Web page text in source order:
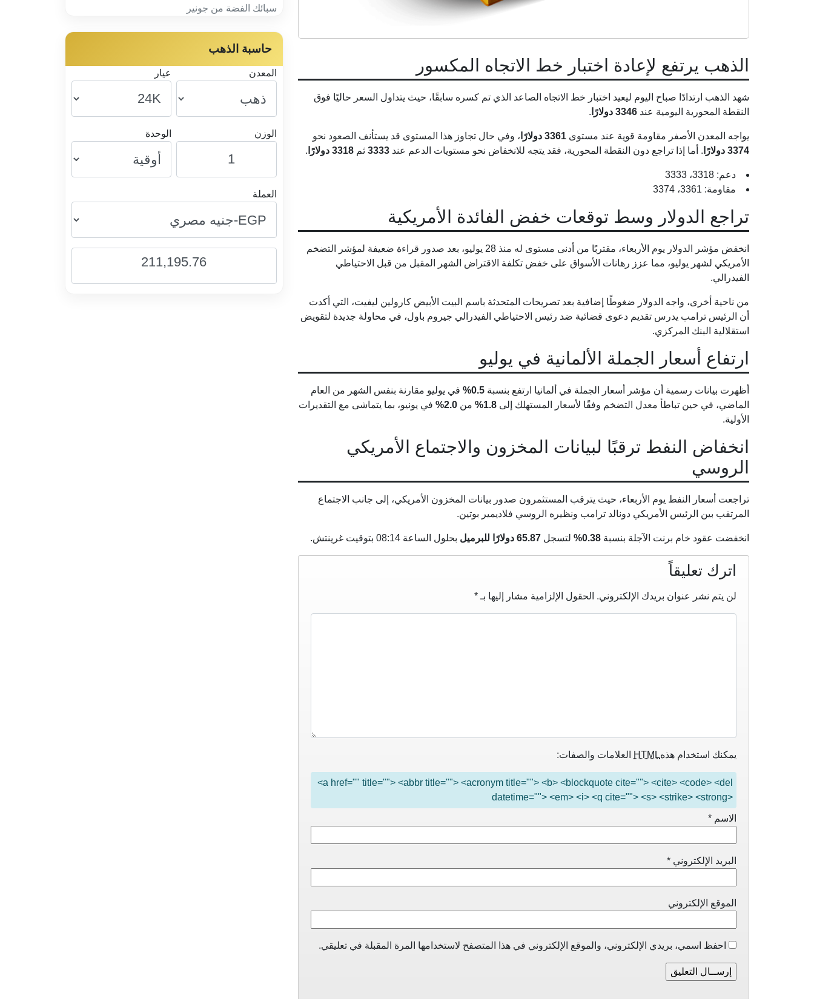
الذهب يرتفع لإعادة اختبار خط الاتجاه المكسور
شهد الذهب ارتدادًا صباح اليوم ليعيد اختبار خط الاتجاه الصاعد الذي تم كسره سابقًا، حيث يتداول السعر حاليًا فوق
النقطة المحورية اليومية عند 3346 دولارًا .
يواجه المعدن الأصفر مقاومة قوية عند مستوى 3361 دولارًا
، وفي حال تجاوز هذا المستوى قد يستأنف الصعود نحو
3374 دولارًا
. أما إذا تراجع دون النقطة المحورية، فقد يتجه للانخفاض نحو مستويات الدعم عند 3333 ثم 3318 دولارًا .
دعم: 3318، 3333
مقاومة: 3361، 3374
تراجع الدولار وسط توقعات خفض الفائدة الأمريكية
انخفض مؤشر الدولار يوم الأربعاء، مقتربًا من أدنى مستوى له منذ 28 يوليو، بعد صدور قراءة ضعيفة لمؤشر التضخم
الأمريكي لشهر يوليو، مما عزز رهانات الأسواق على خفض تكلفة الاقتراض الشهر المقبل من قبل الاحتياطي
الفيدرالي.
من ناحية أخرى، واجه الدولار ضغوطًا إضافية بعد تصريحات المتحدثة باسم البيت الأبيض كارولين ليفيت، التي أكدت
أن الرئيس ترامب يدرس تقديم دعوى قضائية ضد رئيس الاحتياطي الفيدرالي جيروم باول، في محاولة جديدة لتقويض
استقلالية البنك المركزي.
ارتفاع أسعار الجملة الألمانية في يوليو
أظهرت بيانات رسمية أن مؤشر أسعار الجملة في ألمانيا ارتفع بنسبة 0.5%
في يوليو مقارنة بنفس الشهر من العام
الماضي، في حين تباطأ معدل التضخم وفقًا لأسعار المستهلك إلى 1.8% من 2.0%
في يونيو، بما يتماشى مع التقديرات
الأولية.
انخفاض النفط ترقبًا لبيانات المخزون والاجتماع الأمريكي
الروسي
تراجعت أسعار النفط يوم الأربعاء، حيث يترقب المستثمرون صدور بيانات المخزون الأمريكي، إلى جانب الاجتماع
المرتقب بين الرئيس الأمريكي دونالد ترامب ونظيره الروسي فلاديمير بوتين.
انخفضت عقود خام برنت الآجلة بنسبة 0.38% لتسجل 65.87 دولارًا للبرميل بحلول الساعة 08:14 بتوقيت غرينتش.
اترك تعليقاً
لن يتم نشر عنوان بريدك الإلكتروني. الحقول الإلزامية مشار إليها بـ *
يمكنك استخدام هذهHTML العلامات والصفات:
<a href="" title=""> <abbr title=""> <acronym title=""> <b> <blockquote cite=""> <cite> <code> <del
datetime=""> <em> <i> <q cite=""> <s> <strike> <strong>
الاسم *
البريد الإلكتروني *
الموقع الإلكتروني
احفظ اسمي، بريدي الإلكتروني، والموقع الإلكتروني في هذا المتصفح لاستخدامها المرة المقبلة في تعليقي.
سبائك الفضة من جونير
حاسبة الذهب
المعدن عيار
الوزن الوحدة
العملة
211,195.76